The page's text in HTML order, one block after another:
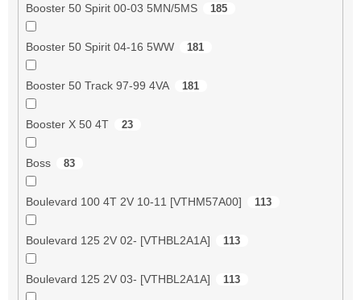
Booster 50 Spirit 00-03 5MN/5MS 185
Booster 50 Spirit 04-16 5WW 181
Booster 50 Track 97-99 4VA 181
Booster X 50 4T 23
Boss 83
Boulevard 100 4T 2V 10-11 [VTHM57A00] 113
Boulevard 125 2V 02- [VTHBL2A1A] 113
Boulevard 125 2V 03- [VTHBL2A1A] 113